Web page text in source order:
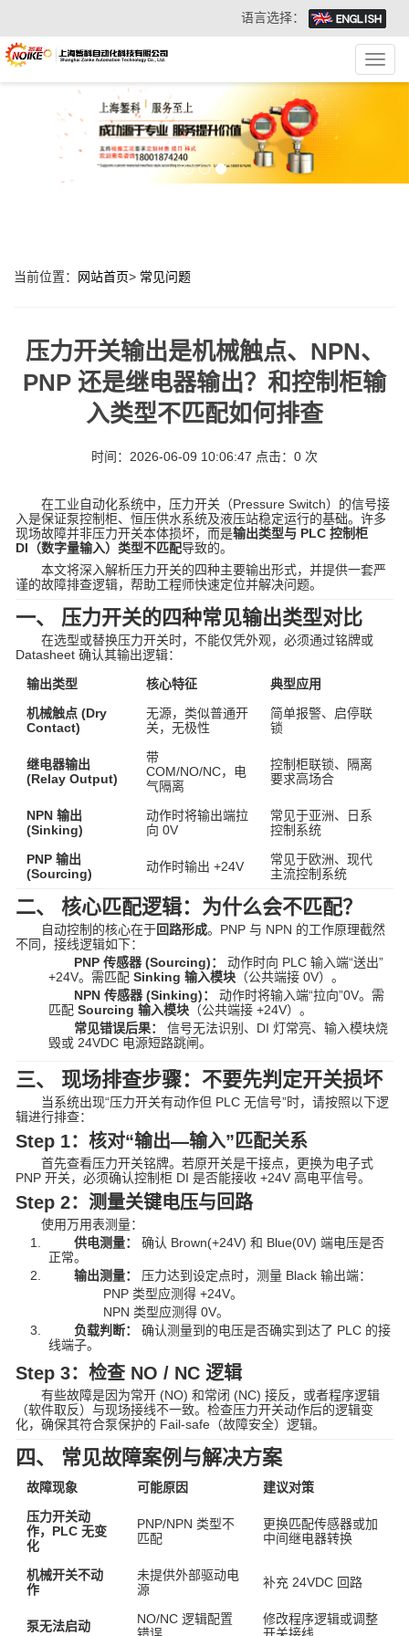
语言选择：
当前位置： 网站首页> 常见问题
压力开关输出是机械触点、NPN、
PNP 还是继电器输出？和控制柜输
入类型不匹配如何排查
时间：2026-06-09 10:06:47 点击： 0 次
在工业自动化系统中，压力开关（Pressure Switch）的信号接
入是保证泵控制柜、恒压供水系统及液压站稳定运行的基础。许多
现场故障并非压力开关本体损坏，而是输出类型与 PLC 控制柜
DI（数字量输入）类型不匹配导致的。
本文将深入解析压力开关的四种主要输出形式，并提供一套严
谨的故障排查逻辑，帮助工程师快速定位并解决问题。
一、 压力开关的四种常见输出类型对比
在选型或替换压力开关时，不能仅凭外观，必须通过铭牌或
Datasheet 确认其输出逻辑：
输出类型
核心特征
典型应用
机械触点 (Dry
Contact)
无源，类似普通开
关，无极性
简单报警、启停联
锁
继电器输出
(Relay Output)
带
COM/NO/NC，电
气隔离
控制柜联锁、隔离
要求高场合
NPN 输出
(Sinking)
动作时将输出端拉
向 0V
常见于亚洲、日系
控制系统
PNP 输出
(Sourcing)
动作时输出 +24V
常见于欧洲、现代
主流控制系统
二、 核心匹配逻辑：为什么会不匹配？
自动控制的核心在于回路形成。PNP 与 NPN 的工作原理截然
不同，接线逻辑如下：
PNP 传感器 (Sourcing)：
动作时向 PLC 输入端“送出”
+24V。需匹配 Sinking 输入模块 （公共端接 0V）。
NPN 传感器 (Sinking)：
动作时将输入端“拉向”0V。需
匹配 Sourcing 输入模块 （公共端接 +24V）。
常见错误后果：
信号无法识别、DI 灯常亮、输入模块烧
毁或 24VDC 电源短路跳闸。
三、 现场排查步骤：不要先判定开关损坏
当系统出现“压力开关有动作但 PLC 无信号”时，请按照以下逻
辑进行排查：
Step 1：核对“输出—输入”匹配关系
首先查看压力开关铭牌。若原开关是干接点，更换为电子式
PNP 开关，必须确认控制柜 DI 是否能接收 +24V 高电平信号。
Step 2：测量关键电压与回路
使用万用表测量：
供电测量：
确认 Brown(+24V) 和 Blue(0V) 端电压是否
正常。
输出测量：
压力达到设定点时，测量 Black 输出端：
PNP 类型应测得 +24V。
NPN 类型应测得 0V。
负载判断：
确认测量到的电压是否确实到达了 PLC 的接
线端子。
Step 3：检查 NO / NC 逻辑
有些故障是因为常开 (NO) 和常闭 (NC) 接反，或者程序逻辑
（软件取反）与现场接线不一致。检查压力开关动作后的逻辑变
化，确保其符合泵保护的 Fail-safe（故障安全）逻辑。
四、 常见故障案例与解决方案
故障现象 可能原因
建议对策
压力开关动
作，PLC 无变
化
PNP/NPN 类型不
匹配
更换匹配传感器或加
中间继电器转换
机械开关不动
作
未提供外部驱动电
源
补充 24VDC 回路
泵无法启动
NO/NC 逻辑配置
修改程序逻辑或调整